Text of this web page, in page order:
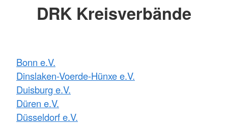
DRK Kreisverbände
Bonn e.V.
Dinslaken-Voerde-Hünxe e.V.
Duisburg e.V.
Düren e.V.
Düsseldorf e.V.